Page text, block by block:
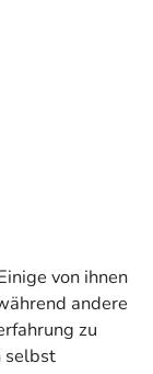
von ihnen
andere
zu
selbst